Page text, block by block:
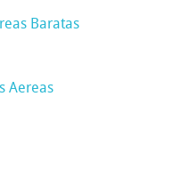
Baratas
Aereas